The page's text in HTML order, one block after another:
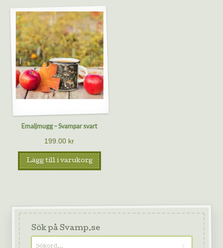
Emaljmugg – Svampar svart
199.00 kr
Lägg till i varukorg
Sök på Svamp.se